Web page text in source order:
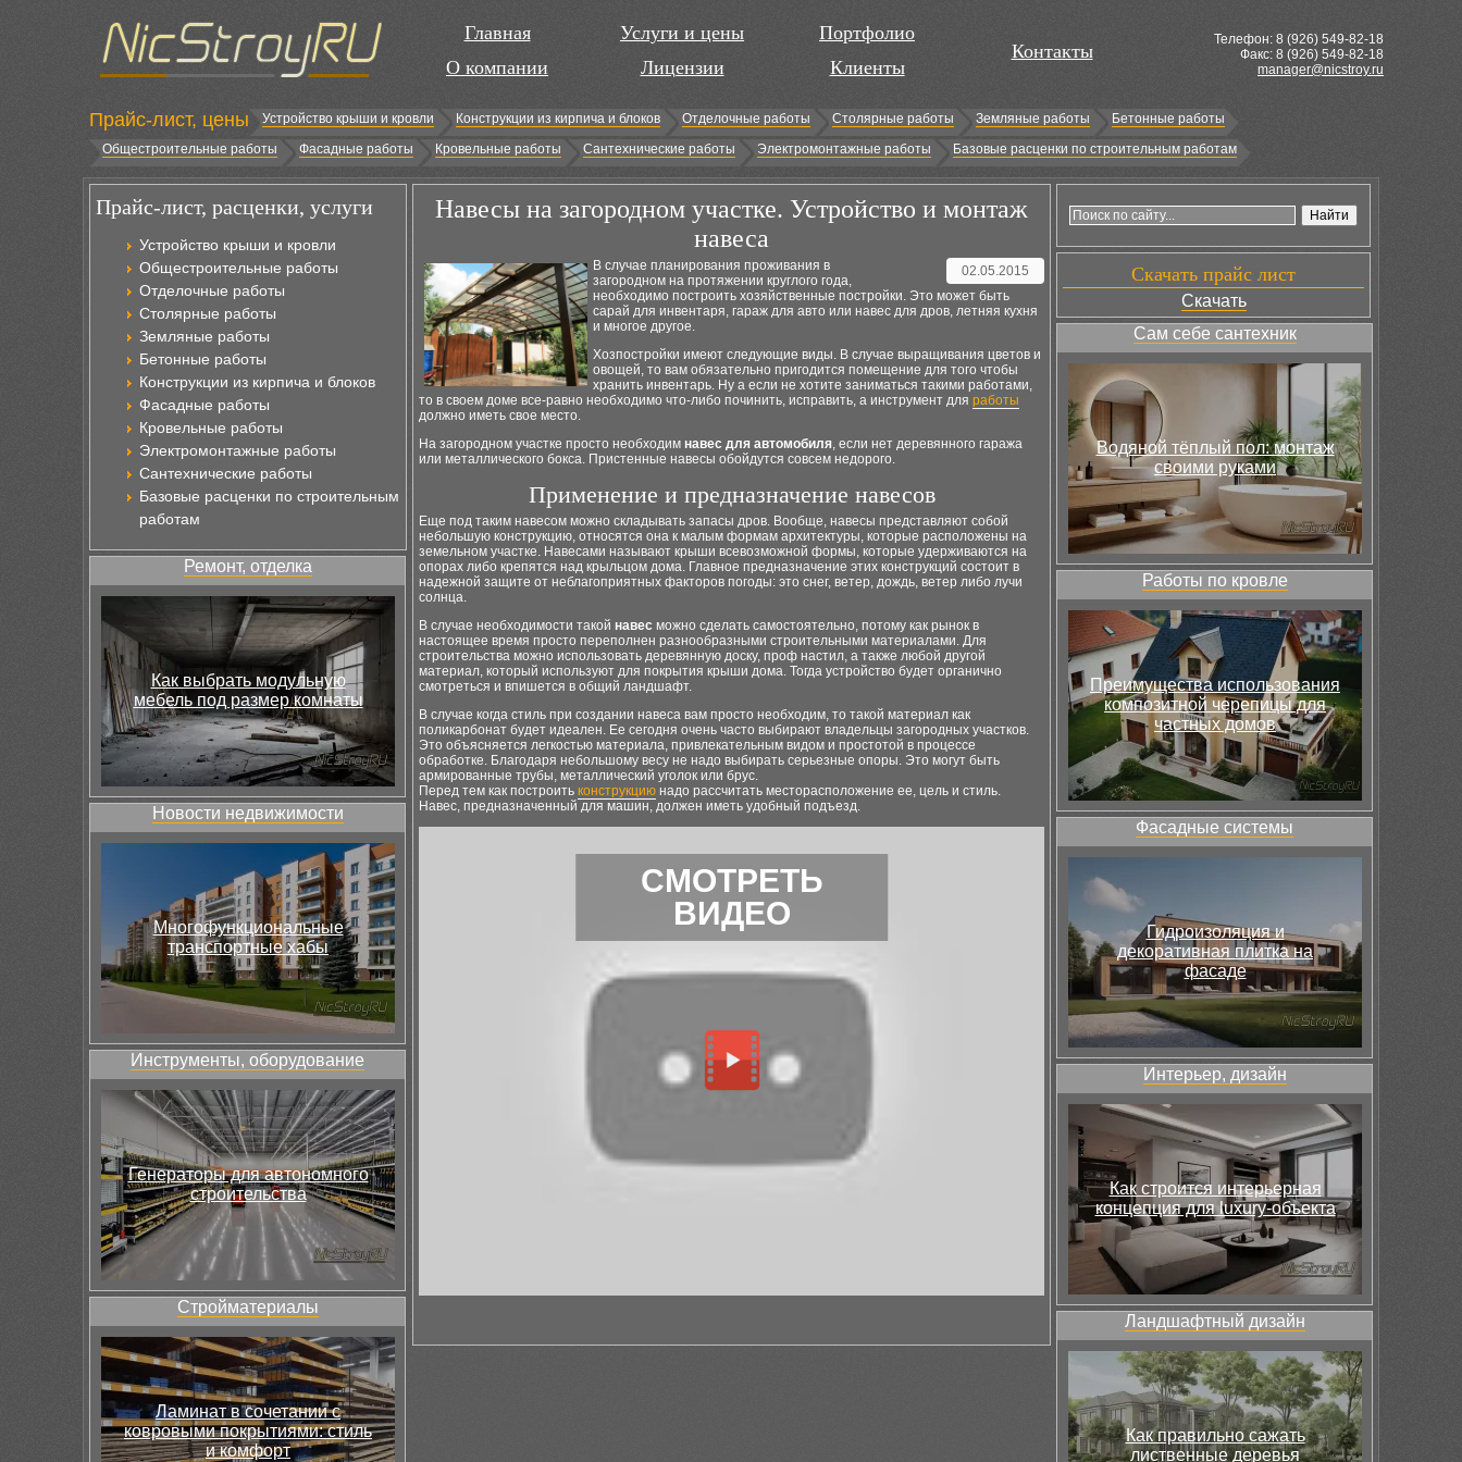
Главная
О компании
Услуги и цены
Лицензии
Портфолио
Клиенты
Контакты
Телефон: 8 (926) 549-82-18
Факс: 8 (926) 549-82-18
manager@nicstroy.ru
Прайс-лист, цены Устройство крыши и кровли Конструкции из кирпича и блоков Отделочные работы Столярные работы Земляные работы
Бетонные работы
Общестроительные работы
Фасадные работы Кровельные работы Сантехнические работы Электромонтажные работы Базовые расценки по строительным работам
Прайс-лист, расценки, услуги
Устройство крыши и кровли
Общестроительные работы
Отделочные работы
Столярные работы
Земляные работы
Бетонные работы
Конструкции из кирпича и блоков
Фасадные работы
Кровельные работы
Электромонтажные работы
Сантехнические работы
Базовые расценки по строительным
работам
Ремонт, отделка
Как выбрать модульную
мебель под размер комнаты
Новости недвижимости
Многофункциональные
транспортные хабы
Инструменты, оборудование
Генераторы для автономного
строительства
Стройматериалы
Ламинат в сочетании с
ковровыми покрытиями: стиль
и комфорт
Навесы на загородном участке. Устройство и монтаж
навеса
02.05.2015
В случае планирования проживания в
загородном на протяжении круглого года,
необходимо построить хозяйственные постройки. Это может быть
сарай для инвентаря, гараж для авто или навес для дров, летняя кухня
и многое другое.
Хозпостройки имеют следующие виды. В случае выращивания цветов и
овощей, то вам обязательно пригодится помещение для того чтобы
хранить инвентарь. Ну а если не хотите заниматься такими работами,
то в своем доме все-равно необходимо что-либо починить, исправить, а инструмент для работы
должно иметь свое место.
На загородном участке просто необходим навес для автомобиля, если нет деревянного гаража
или металлического бокса. Пристенные навесы обойдутся совсем недорого.
Применение и предназначение навесов
Еще под таким навесом можно складывать запасы дров. Вообще, навесы представляют собой
небольшую конструкцию, относятся она к малым формам архитектуры, которые расположены на
земельном участке. Навесами называют крыши всевозможной формы, которые удерживаются на
опорах либо крепятся над крыльцом дома. Главное предназначение этих конструкций состоит в
надежной защите от неблагоприятных факторов погоды: это снег, ветер, дождь, ветер либо лучи
солнца.
В случае необходимости такой навес можно сделать самостоятельно, потому как рынок в
настоящее время просто переполнен разнообразными строительными материалами. Для
строительства можно использовать деревянную доску, проф настил, а также любой другой
материал, который используют для покрытия крыши дома. Тогда устройство будет органично
смотреться и впишется в общий ландшафт.
В случае когда стиль при создании навеса вам просто необходим, то такой материал как
поликарбонат будет идеален. Ее сегодня очень часто выбирают владельцы загородных участков.
Это объясняется легкостью материала, привлекательным видом и простотой в процессе
обработке. Благодаря небольшому весу не надо выбирать серьезные опоры. Это могут быть
армированные трубы, металлический уголок или брус.
Перед тем как построить конструкцию надо рассчитать месторасположение ее, цель и стиль.
Навес, предназначенный для машин, должен иметь удобный подъезд.
СМОТРЕТЬ
ВИДЕО
Скачать прайс лист
Скачать
Сам себе сантехник
Водяной тёплый пол: монтаж
своими руками
Работы по кровле
Преимущества использования
композитной черепицы для
частных домов
Фасадные системы
Гидроизоляция и
декоративная плитка на
фасаде
Интерьер, дизайн
Как строится интерьерная
концепция для luxury-объекта
Ландшафтный дизайн
Как правильно сажать
лиственные деревья